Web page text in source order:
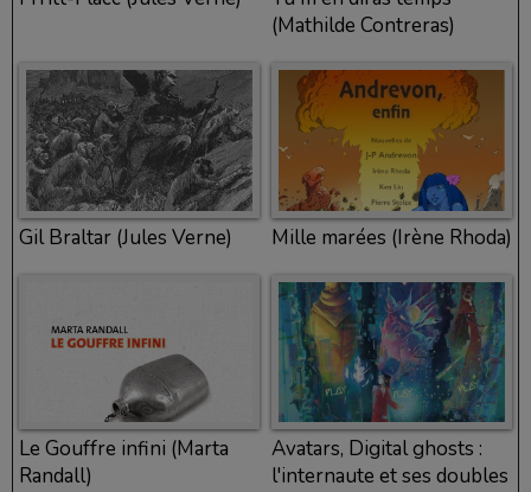
(Mathilde Contreras)
Gil Braltar (Jules Verne) Mille marées (Irène Rhoda)
Le Gouffre infini (Marta
Randall)
Avatars, Digital ghosts :
l'internaute et ses doubles